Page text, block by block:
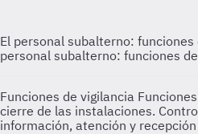
El personal subalterno:
personal subalterno: funciones
Funciones de vigilancia
cierre de las instalaciones.
información, atención y